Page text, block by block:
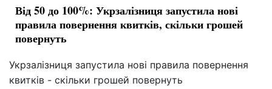
Від 50 до 100%: Укрзалізниця запустила нові
правила повернення квитків, скільки грошей
повернуть
Укрзалізниця запустила нові правила повернення
квитків - скільки грошей повернуть